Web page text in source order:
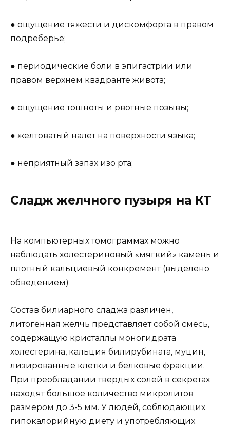
● ощущение тяжести и дискомфорта в правом
подреберье;
● периодические боли в эпигастрии или
правом верхнем квадранте живота;
● ощущение тошноты и рвотные позывы;
● желтоватый налет на поверхности языка;
● неприятный запах изо рта;
Сладж желчного пузыря на КТ
На компьютерных томограммах можно
наблюдать холестериновый «мягкий» камень и
плотный кальциевый конкремент (выделено
обведением)
Состав билиарного сладжа различен,
литогенная желчь представляет собой смесь,
содержащую кристаллы моногидрата
холестерина, кальция билирубината, муцин,
лизированные клетки и белковые фракции.
При преобладании твердых солей в секретах
находят большое количество микролитов
размером до 3-5 мм. У людей, соблюдающих
гипокалорийную диету и употребляющих